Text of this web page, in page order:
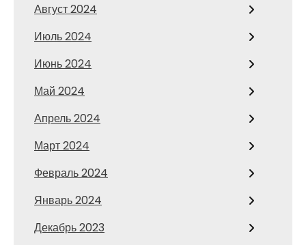
Август 2024
Июль 2024
Июнь 2024
Май 2024
Апрель 2024
Март 2024
Февраль 2024
Январь 2024
Декабрь 2023